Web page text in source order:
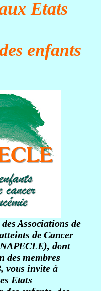
Etats
enfants
Associations de
de Cancer
dont
des membres
vous invite à
Etats